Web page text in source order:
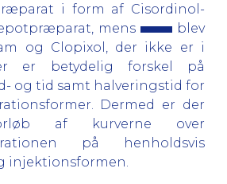
i form af Cisordinol-
mens
blev
og Clopixol, der ikke er i
er betydelig forskel på
og tid samt halveringstid for
Dermed er der
af kurverne over
på henholdsvis
injektionsformen.